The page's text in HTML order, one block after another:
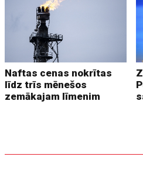
Naftas cenas nokrītas
līdz trīs mēnešos
zemākajam līmenim